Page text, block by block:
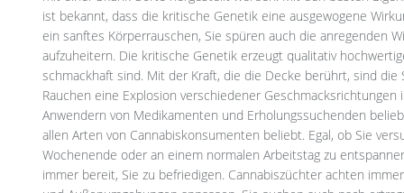
ist bekannt, dass die kritische Genetik eine ausgewogene
ein sanftes Körperrauschen, Sie spüren auch die anregenden
aufzuheitern. Die kritische Genetik erzeugt qualitativ
schmackhaft sind. Mit der Kraft, die die Decke berührt, sind die
Rauchen eine Explosion verschiedener
Anwendern von Medikamenten und Erholungssuchenden
allen Arten von Cannabiskonsumenten beliebt. Egal, ob Sie
Wochenende oder an einem normalen Arbeitstag zu
immer bereit, Sie zu befriedigen. Cannabiszüchter achten
Blütezeiten mit einigen Sorten, die nur 7-8 Wochen in der
sich in einer kritischen Situation befinden, mental oder
Cannabissorten perfekt für Sie. Ein zusätzlicher Vorteil, der
macht, ist ihre einfache Züchtung. Es gibt keine Vermutungen,
Bedingungen mit hervorragenden Nährstoffen haben,
getauchte Knospen ernten. Die meisten kritischen Stämme
bis 25 Prozent, aber einige Stämme haben auch einen guten CBD-
genetischen Hintergrund können Sie erwarten, dass die
Wirkungen erzielen. Dank ihres Geschmacks und Aromas